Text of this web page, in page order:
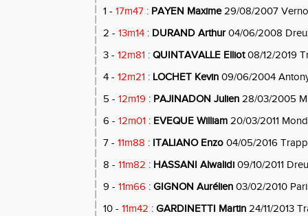
1 - 17m47 : PAYEN Maxime29/08/2007
2 - 13m14 : DURAND Arthur04/06/2008
3 - 12m81 : QUINTAVALLE Elliot08/12/2019
4 - 12m21 : LOCHET Kevin 09/06/2004
5 - 12m19 : PAJINADON Julien 28/03/2005
6 - 12m01 : EVEQUE William 20/03/2011
7 - 11m88 : ITALIANO Enzo 04/05/2016
8 - 11m82 : HASSANI Alwalidi 09/10/2011
9 - 11m66 : GIGNON Aurélien 03/02/2010
10 - 11m42 : GARDINETTI Martin 24/11/2013